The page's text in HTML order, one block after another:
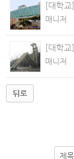
[대학교]
매니저
[대학교]
매니저
뒤로